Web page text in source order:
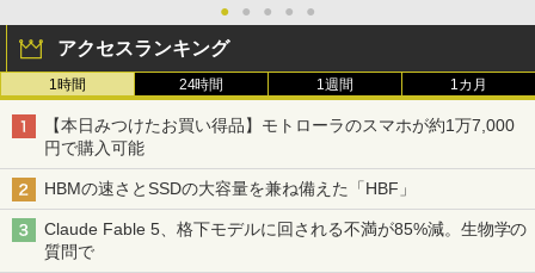
● ● ● ● ●
アクセスランキング
1時間 24時間 1週間 1カ月
【本日みつけたお買い得品】モトローラのスマホが約1万7,000
円で購入可能
HBMの速さとSSDの大容量を兼ね備えた「HBF」
Claude Fable 5、格下モデルに回される不満が85%減。生物学の
質問で